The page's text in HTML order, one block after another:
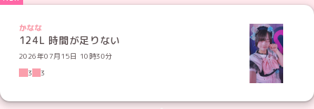
かなな
124L 時間が足りない
2026年07月15日 10時30分
3
3